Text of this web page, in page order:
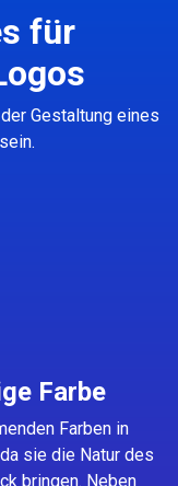
für
Gestaltung eines
Farbe
Farben in
sie die Natur des
bringen. Neben